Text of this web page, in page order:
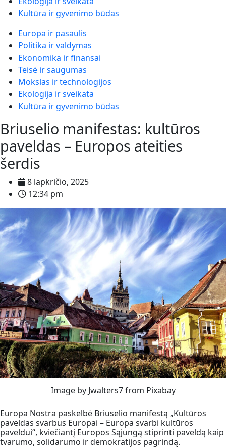
Kultūra ir gyvenimo būdas
Europa ir pasaulis
Politika ir valdymas
Ekonomika ir finansai
Teisė ir saugumas
Mokslas ir technologijos
Ekologija ir sveikata
Kultūra ir gyvenimo būdas
Briuselio manifestas: kultūros
paveldas – Europos ateities
šerdis
8 lapkričio, 2025
12:34 pm
Image by Jwalters7 from Pixabay
Europa Nostra paskelbė Briuselio manifestą „Kultūros
paveldas svarbus Europai – Europa svarbi kultūros
paveldui“, kviečiantį Europos Sąjungą stiprinti paveldą kaip
tvarumo, solidarumo ir demokratijos pagrindą.